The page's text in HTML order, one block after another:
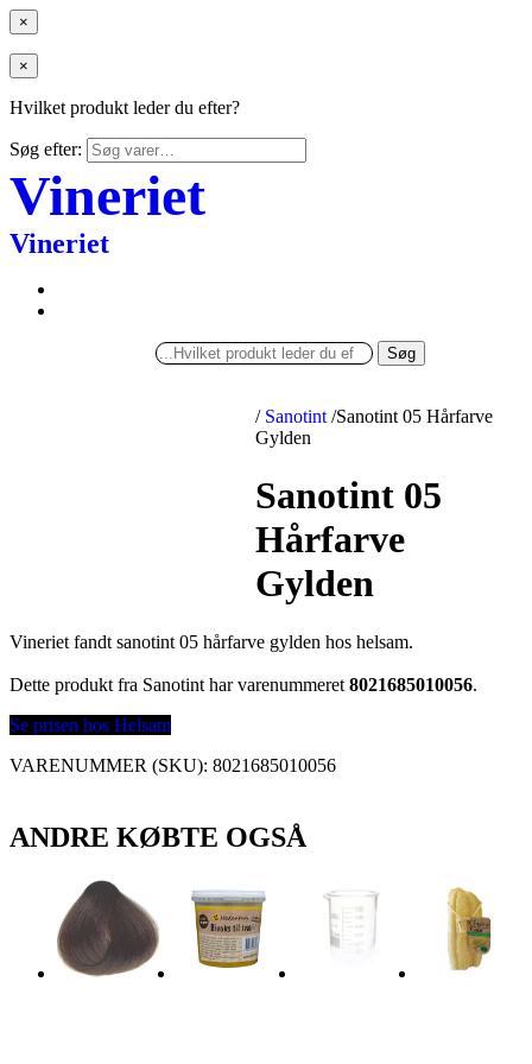
×
×
Hvilket produkt leder du efter?
Søg efter:
Vineriet
Vineriet
Søg
/ Sanotint /Sanotint 05 Hårfarve
Gylden
Sanotint 05
Hårfarve
Gylden
Vineriet fandt sanotint 05 hårfarve gylden hos helsam.
Dette produkt fra Sanotint har varenummeret 8021685010056.
Se prisen hos Helsam
VARENUMMER (SKU): 8021685010056
ANDRE KØBTE OGSÅ